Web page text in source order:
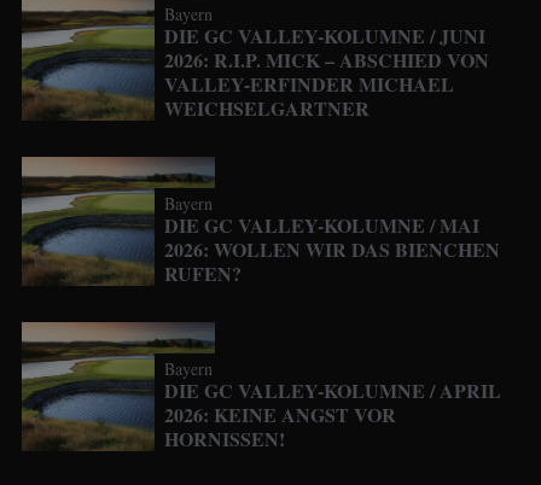
Bayern
DIE GC VALLEY-KOLUMNE / JUNI
2026: R.I.P. MICK – ABSCHIED VON
VALLEY-ERFINDER MICHAEL
WEICHSELGARTNER
Bayern
DIE GC VALLEY-KOLUMNE / MAI
2026: WOLLEN WIR DAS BIENCHEN
RUFEN?
Bayern
DIE GC VALLEY-KOLUMNE / APRIL
2026: KEINE ANGST VOR
HORNISSEN!